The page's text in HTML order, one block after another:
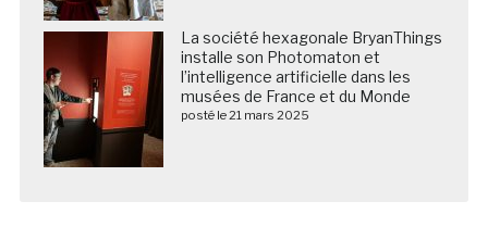
La société hexagonale BryanThings
installe son Photomaton et
l’intelligence artificielle dans les
musées de France et du Monde
posté le 21 mars 2025